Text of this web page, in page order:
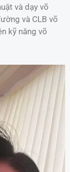
và dạy võ
và CLB võ
kỹ năng võ